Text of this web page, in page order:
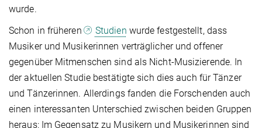
wurde.
Schon in früheren
Studien wurde festgestellt, dass
Musiker und Musikerinnen verträglicher und offener
gegenüber Mitmenschen sind als Nicht-Musizierende. In
der aktuellen Studie bestätigte sich dies auch für Tänzer
und Tänzerinnen. Allerdings fanden die Forschenden auch
einen interessanten Unterschied zwischen beiden Gruppen
heraus: Im Gegensatz zu Musikern und Musikerinnen sind